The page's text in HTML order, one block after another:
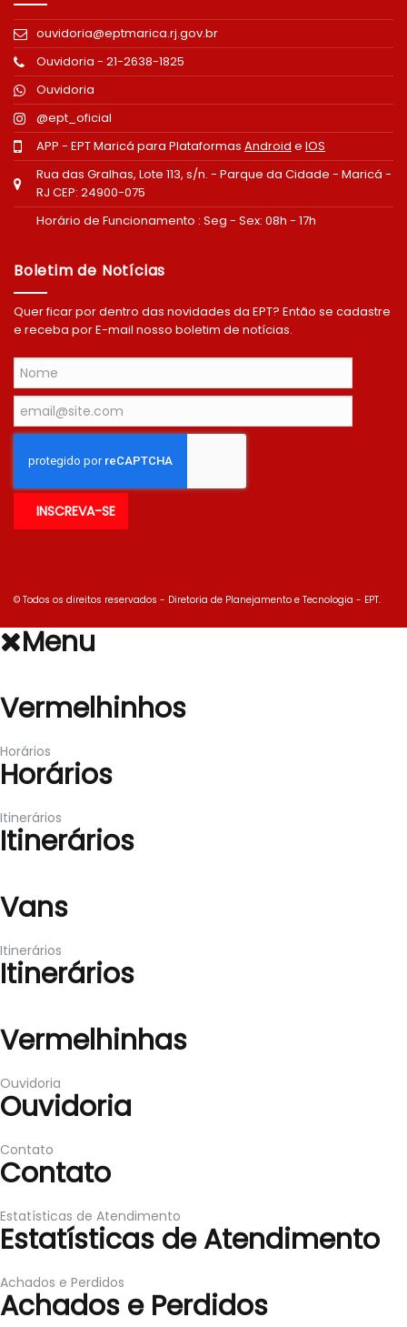
ouvidoria@eptmarica.rj.gov.br
Ouvidoria - 21-2638-1825
Ouvidoria
@ept_oficial
APP - EPT Maricá para Plataformas Android e IOS
Rua das Gralhas, Lote 113, s/n. - Parque da Cidade - Maricá -
RJ CEP: 24900-075
Horário de Funcionamento : Seg - Sex: 08h - 17h
Boletim de Notícias
Quer ficar por dentro das novidades da EPT? Então se cadastre
e receba por E-mail nosso boletim de notícias.
© Todos os direitos reservados - Diretoria de Planejamento e Tecnologia - EPT.
Menu
Vermelhinhos
Horários
Horários
Itinerários
Itinerários
Vans
Itinerários
Itinerários
Vermelhinhas
Ouvidoria
Ouvidoria
Contato
Contato
Estatísticas de Atendimento
Estatísticas de Atendimento
Achados e Perdidos
Achados e Perdidos